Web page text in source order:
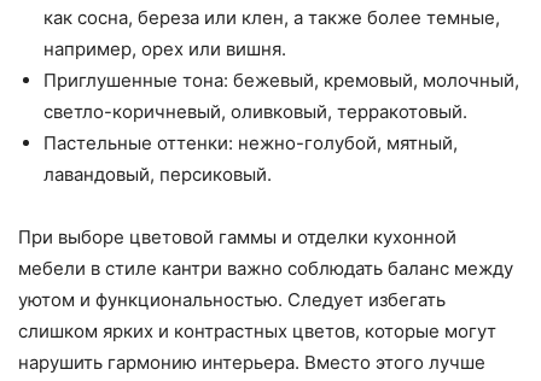
как сосна, береза или клен, а также более темные,
например, орех или вишня.
Приглушенные тона: бежевый, кремовый, молочный,
светло-коричневый, оливковый, терракотовый.
Пастельные оттенки: нежно-голубой, мятный,
лавандовый, персиковый.
При выборе цветовой гаммы и отделки кухонной
мебели в стиле кантри важно соблюдать баланс между
уютом и функциональностью. Следует избегать
слишком ярких и контрастных цветов, которые могут
нарушить гармонию интерьера. Вместо этого лучше